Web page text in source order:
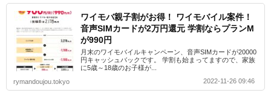
ワイモバ親子割がお得！ ワイモバイル案件！
音声SIMカードが2万円還元 学割ならプランM
が990円
月末のワイモバイルキャンペーン、音声SIMカードが20000
円キャッシュバックです。 学割も始まってますので、家族
に5歳～18歳のお子様が...
rymandoujou.tokyo
2022-11-26 09:46